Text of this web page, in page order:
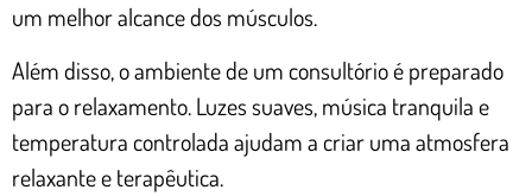
um melhor alcance dos músculos.
Além disso, o ambiente de um consultório é preparado
para o relaxamento. Luzes suaves, música tranquila e
temperatura controlada ajudam a criar uma atmosfera
relaxante e terapêutica.